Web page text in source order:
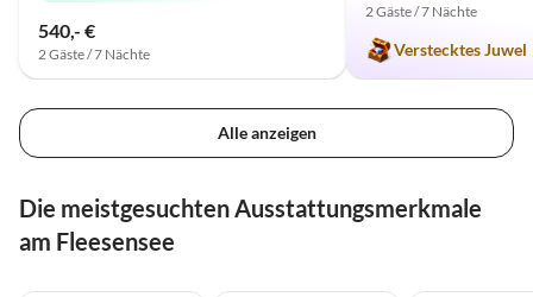
540,- €
2 Gäste / 7 Nächte
2 Gäste / 7 Nächte
Verstecktes Juwel
Alle anzeigen
Die meistgesuchten Ausstattungsmerkmale
am Fleesensee